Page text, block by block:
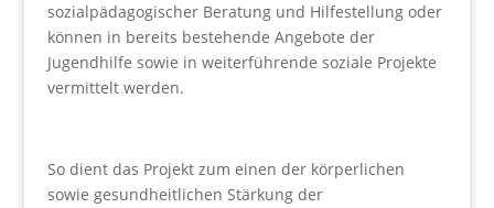
sozialpädagogischer Beratung und Hilfestellung oder
können in bereits bestehende Angebote der
Jugendhilfe sowie in weiterführende soziale Projekte
vermittelt werden.
So dient das Projekt zum einen der körperlichen
sowie gesundheitlichen Stärkung der